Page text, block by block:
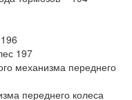
197
механизма переднего
переднего колеса